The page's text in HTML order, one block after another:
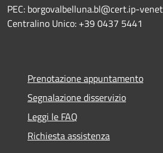
PEC: borgovalbelluna.bl@cert.ip-
Centralino Unico: +39 0437 5441
Prenotazione appuntamento
Segnalazione disservizio
Leggi le FAQ
Richiesta assistenza